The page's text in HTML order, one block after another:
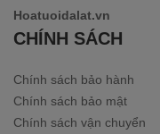
Hoatuoidalat.vn
CHÍNH SÁCH
Chính sách bảo hành
Chính sách bảo mật
Chính sách vận chuyển